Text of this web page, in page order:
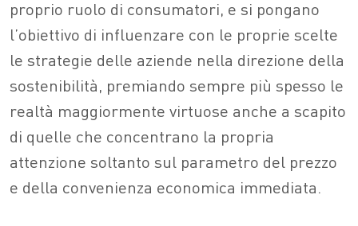
proprio ruolo di consumatori, e si pongano
l’obiettivo di influenzare con le proprie scelte
le strategie delle aziende nella direzione della
sostenibilità, premiando sempre più spesso le
realtà maggiormente virtuose anche a scapito
di quelle che concentrano la propria
attenzione soltanto sul parametro del prezzo
e della convenienza economica immediata.